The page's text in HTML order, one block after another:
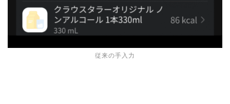
従来の手入力